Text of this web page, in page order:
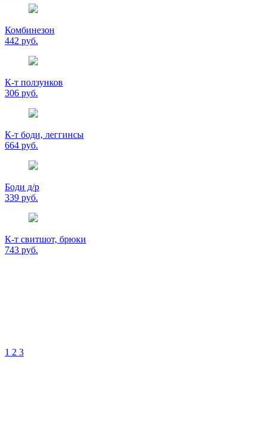
Комбинезон
442 руб.
К-т ползунков
306 руб.
К-т боди, леггинсы
664 руб.
Боди д/р
339 руб.
К-т свитшот, брюки
743 руб.
1 2 3